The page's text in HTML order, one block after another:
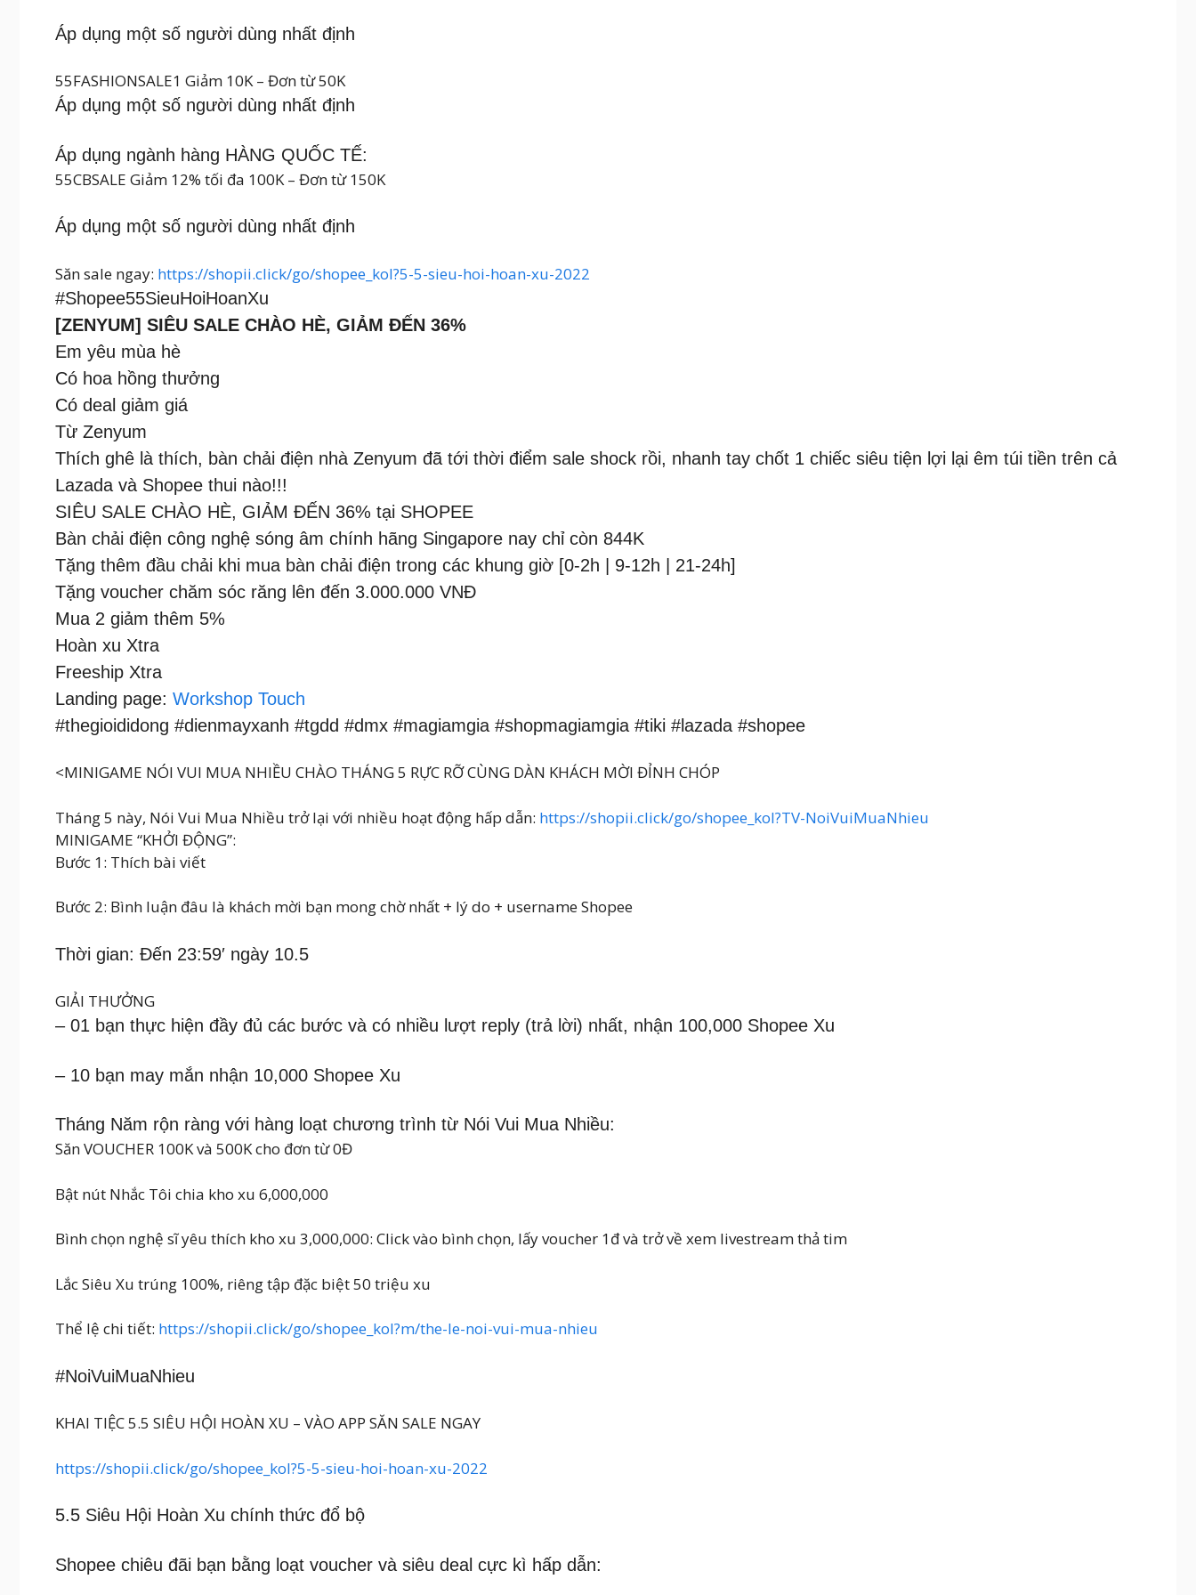
Áp dụng một số người dùng nhất định
55FASHIONSALE1 Giảm 10K – Đơn từ 50K
Áp dụng một số người dùng nhất định
Áp dụng ngành hàng HÀNG QUỐC TẾ:
55CBSALE Giảm 12% tối đa 100K – Đơn từ 150K
Áp dụng một số người dùng nhất định
Săn sale ngay: https://shopii.click/go/shopee_kol?5-5-sieu-hoi-hoan-xu-2022
#Shopee55SieuHoiHoanXu
[ZENYUM] SIÊU SALE CHÀO HÈ, GIẢM ĐẾN 36%
Em yêu mùa hè
Có hoa hồng thưởng
Có deal giảm giá
Từ Zenyum
Thích ghê là thích, bàn chải điện nhà Zenyum đã tới thời điểm sale shock rồi, nhanh tay chốt 1 chiếc siêu tiện lợi lại êm túi tiền trên cả
Lazada và Shopee thui nào!!!
SIÊU SALE CHÀO HÈ, GIẢM ĐẾN 36% tại SHOPEE
Bàn chải điện công nghệ sóng âm chính hãng Singapore nay chỉ còn 844K
Tặng thêm đầu chải khi mua bàn chải điện trong các khung giờ [0-2h | 9-12h | 21-24h]
Tặng voucher chăm sóc răng lên đến 3.000.000 VNĐ
Mua 2 giảm thêm 5%
Hoàn xu Xtra
Freeship Xtra
Landing page: Workshop Touch
#thegioididong #dienmayxanh #tgdd #dmx #magiamgia #shopmagiamgia #tiki #lazada #shopee
<MINIGAME NÓI VUI MUA NHIỀU CHÀO THÁNG 5 RỰC RỠ CÙNG DÀN KHÁCH MỜI ĐỈNH CHÓP
Tháng 5 này, Nói Vui Mua Nhiều trở lại với nhiều hoạt động hấp dẫn: https://shopii.click/go/shopee_kol?TV-NoiVuiMuaNhieu
MINIGAME “KHỞI ĐỘNG”:
Bước 1: Thích bài viết
Bước 2: Bình luận đâu là khách mời bạn mong chờ nhất + lý do + username Shopee
Thời gian: Đến 23:59′ ngày 10.5
GIẢI THƯỞNG
– 01 bạn thực hiện đầy đủ các bước và có nhiều lượt reply (trả lời) nhất, nhận 100,000 Shopee Xu
– 10 bạn may mắn nhận 10,000 Shopee Xu
Tháng Năm rộn ràng với hàng loạt chương trình từ Nói Vui Mua Nhiều:
Săn VOUCHER 100K và 500K cho đơn từ 0Đ
Bật nút Nhắc Tôi chia kho xu 6,000,000
Bình chọn nghệ sĩ yêu thích kho xu 3,000,000: Click vào bình chọn, lấy voucher 1đ và trở về xem livestream thả tim
Lắc Siêu Xu trúng 100%, riêng tập đặc biệt 50 triệu xu
Thể lệ chi tiết: https://shopii.click/go/shopee_kol?m/the-le-noi-vui-mua-nhieu
#NoiVuiMuaNhieu
KHAI TIỆC 5.5 SIÊU HỘI HOÀN XU – VÀO APP SĂN SALE NGAY
https://shopii.click/go/shopee_kol?5-5-sieu-hoi-hoan-xu-2022
5.5 Siêu Hội Hoàn Xu chính thức đổ bộ
Shopee chiêu đãi bạn bằng loạt voucher và siêu deal cực kì hấp dẫn: